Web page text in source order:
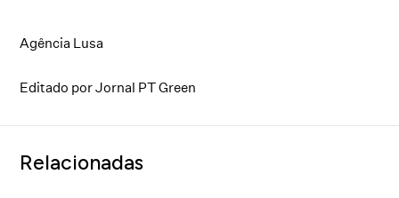
Agência Lusa
Editado por Jornal PT Green
Relacionadas